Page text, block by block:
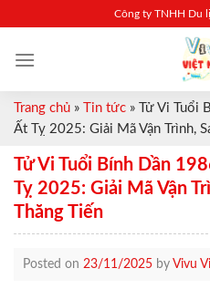
content
Công ty TNHH Du
Trang chủ » Tin tức »
Tử Vi Tuổi
Ất Tỵ 2025: Giải Mã Vận Trình,
Tử Vi Tuổi Bính Dần
Tỵ 2025: Giải Mã Vận
Thăng Tiến
Posted on 23/11/2025 by Vivu